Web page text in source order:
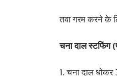
तवा गरम करने के
चना दाल स्टफिंग
चना दाल